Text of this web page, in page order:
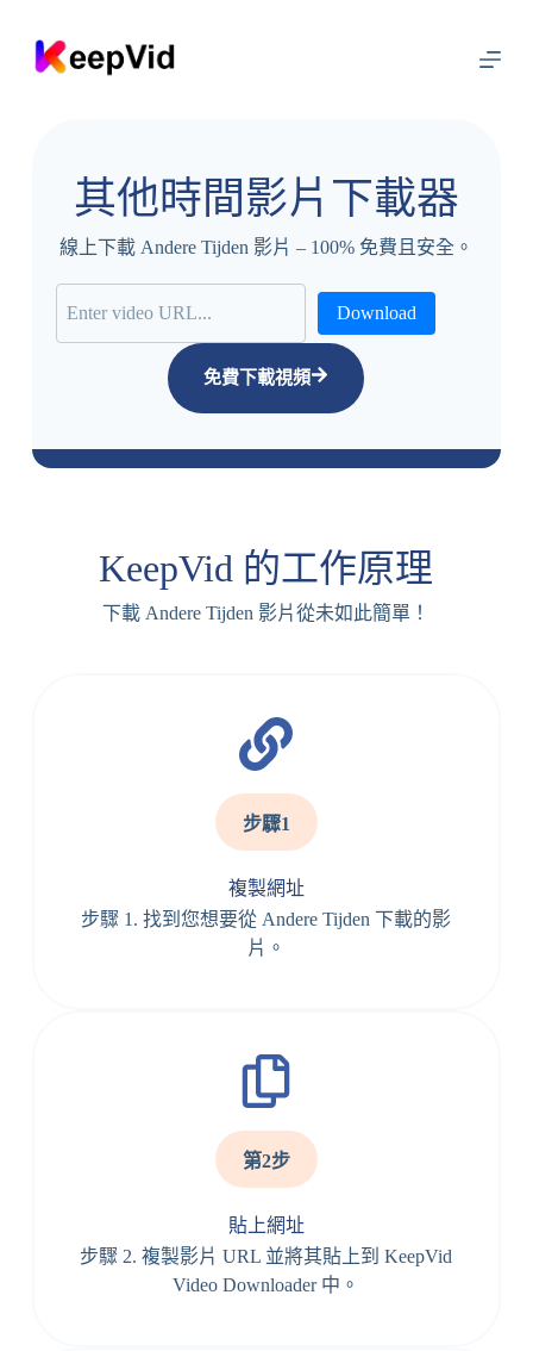
至
其他時間影片下載器
線上下載 Andere Tijden 影片 – 100% 免費且安全。
Download
免費下載視頻
KeepVid 的工作原理
下載 Andere Tijden 影片從未如此簡單！
步驟1
複製網址
步驟 1. 找到您想要從 Andere Tijden 下載的影
片。
第2步
貼上網址
步驟 2. 複製影片 URL 並將其貼上到 KeepVid
Video Downloader 中。